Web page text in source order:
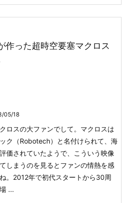
作った超時空要塞マクロス
05/18
ロスの大ファンでして。 マクロスは
ク（Robotech）と名付けられて、海
価されていたようで、こういう映像
しまうのを見るとファンの情熱を感
。2012年で初代スタートから30周
...